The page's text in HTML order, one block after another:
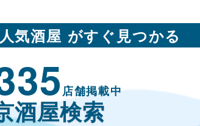
気酒屋 がすぐ見つかる
店舗掲載中
酒屋検索